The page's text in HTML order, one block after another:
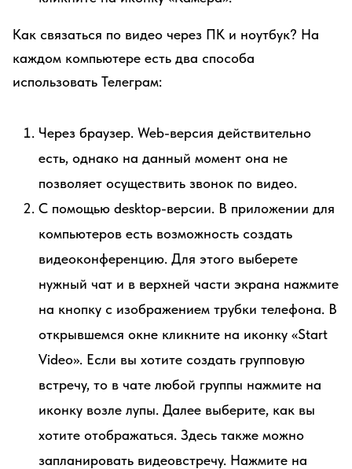
Как связаться по видео через ПК и ноутбук? На
каждом компьютере есть два способа
использовать Телеграм:
Через браузер. Web-версия действительно
есть, однако на данный момент она не
позволяет осуществить звонок по видео.
С помощью desktop-версии. В приложении для
компьютеров есть возможность создать
видеоконференцию. Для этого выберете
нужный чат и в верхней части экрана нажмите
на кнопку с изображением трубки телефона. В
открывшемся окне кликните на иконку «Start
Video». Если вы хотите создать групповую
встречу, то в чате любой группы нажмите на
иконку возле лупы. Далее выберите, как вы
хотите отображаться. Здесь также можно
запланировать видеовстречу. Нажмите на